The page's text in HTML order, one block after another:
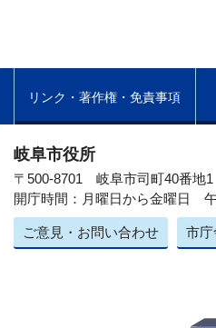
リンク・著作権・免責事項
岐阜市役所
〒500-8701 岐阜市司町40番地
開庁時間：月曜日から金曜日 午
ご意見・お問い合わせ 市庁